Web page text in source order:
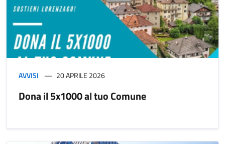
AVVISI 20 APRILE 2026
Dona il 5x1000 al tuo Comune